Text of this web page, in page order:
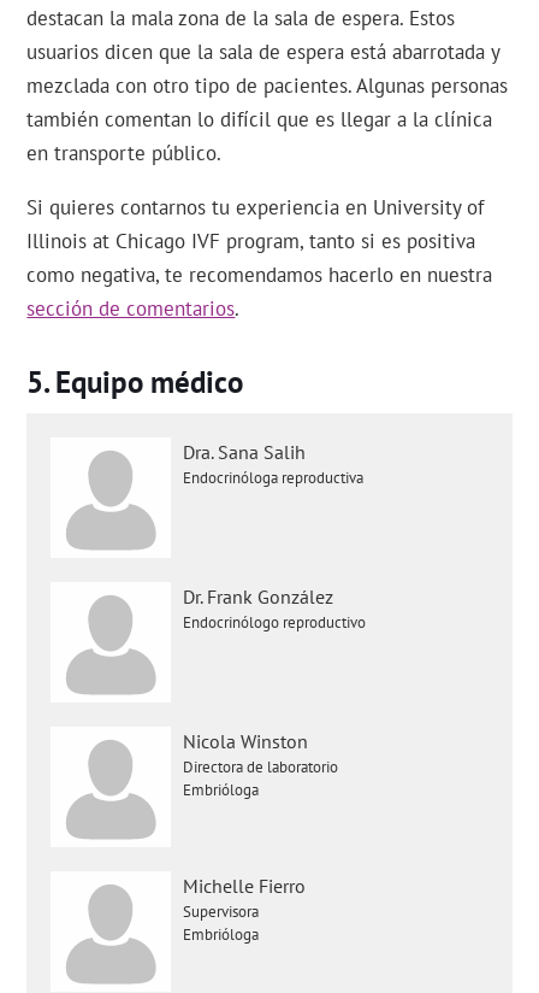
destacan la mala zona de la sala de espera. Estos
usuarios dicen que la sala de espera está abarrotada y
mezclada con otro tipo de pacientes. Algunas personas
también comentan lo difícil que es llegar a la clínica
en transporte público.
Si quieres contarnos tu experiencia en University of
Illinois at Chicago IVF program, tanto si es positiva
como negativa, te recomendamos hacerlo en nuestra
sección de comentarios.
Equipo médico
Dra. Sana Salih
Endocrinóloga reproductiva
Dr. Frank González
Endocrinólogo reproductivo
Nicola Winston
Directora de laboratorio
Embrióloga
Michelle Fierro
Supervisora
Embrióloga